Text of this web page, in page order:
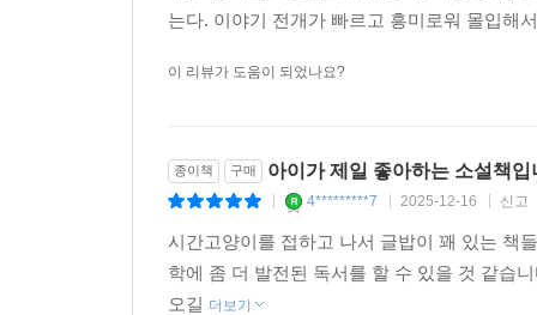
는다. 이야기 전개가 빠르고 흥미로워 몰입해
이 리뷰가 도움이 되었나요?
종이책 구매 아이가 제일 좋아하는 소설책입
4*********7 2025-12-16 신고
시간고양이를 접하고 나서 글밥이 꽤 있는 책
학에 좀 더 발전된 독서를 할 수 있을 것 같습
오길 더보기